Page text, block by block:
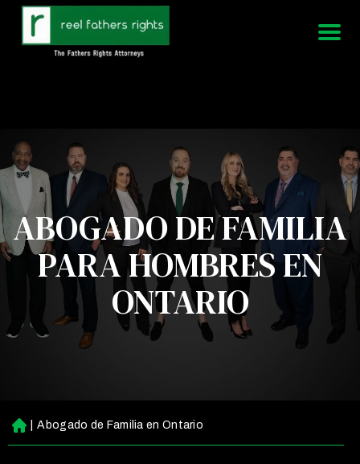
951-339-3826
Estamos disponibles 24/7
ABOGADO DE FAMILIA
PARA HOMBRES EN
ONTARIO
Ini
ci
Abogado de Familia en Ontario